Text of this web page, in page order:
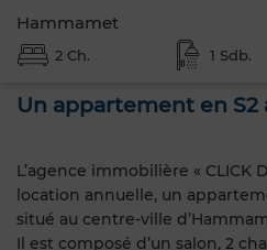
Hammamet
2 Ch. 1 Sdb.
Un appartement en S2
L’agence immobilière « CLICK
location annuelle, un
situé au centre-ville
Il est composé d’un salon, 2